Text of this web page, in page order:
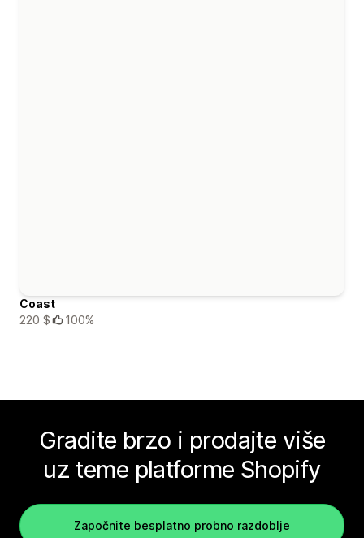
Coast
220 $
100%
Gradite brzo i prodajte više
uz teme platforme Shopify
Započnite besplatno probno razdoblje